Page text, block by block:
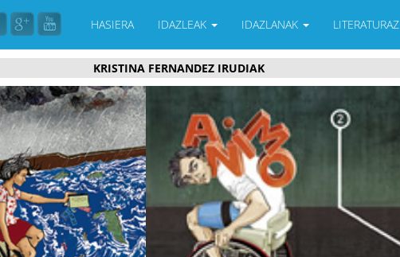
HASIERA IDAZLEAK IDAZLANAK LITERATURAZ
KRISTINA FERNANDEZ IRUDIAK